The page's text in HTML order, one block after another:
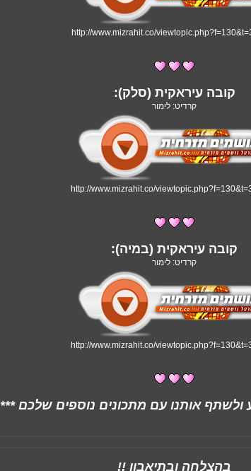
http://www.mizrahit.co/
קובה עיראקית (סלק):
קרדיט: לימור
http://www.mizrahit.co/
קובה עיראקית (במיה):
קרדיט: לימור
http://www.mizrahit.co/
ולשתף אותנו עם מתכונים נוספים שלכם ***
בהצלחה ובתיאבון !!